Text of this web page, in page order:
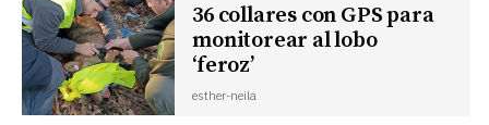
36 collares con GPS para
monitorear al lobo
‘feroz’
esther-neila